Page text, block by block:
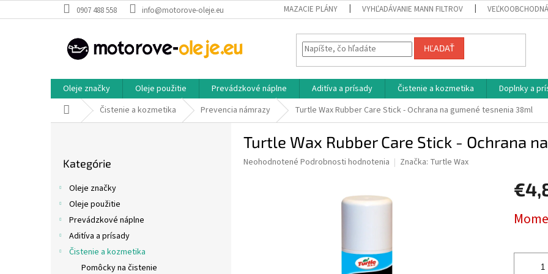
na
0907 488 558 info@motorove-oleje.eu MAZACIE PLÁNY VYHĽADÁVANIE MANN FILTROV
HĽADAŤ
Oleje značky Oleje použitie Prevádzkové náplne Aditíva a prísady Čistenie a kozmetika Doplnky a
Domov Čistenie a kozmetika Prevencia námrazy Turtle Wax Rubber Care Stick - Ochrana na gumené tesnenia 38ml
kategórie
Kategórie
Oleje značky
Oleje použitie
Prevádzkové náplne
Aditíva a prísady
Čistenie a kozmetika
Pomôcky na čistenie
Turtle Wax Rubber Care Stick - Ochrana
Priemerné
Neohodnotené Podrobnosti hodnotenia Značka: Turtle Wax
cena: